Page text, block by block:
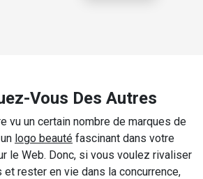
Vous Des Autres
vu un certain nombre de marques de
logo beauté fascinant dans votre
le Web. Donc, si vous voulez rivaliser
et rester en vie dans la concurrence,